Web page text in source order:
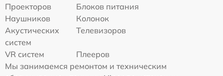
Проекторов
Блоков питания
Наушников
Колонок
Акустических
систем
Телевизоров
VR систем
Плееров
Мы занимаемся ремонтом и техническим